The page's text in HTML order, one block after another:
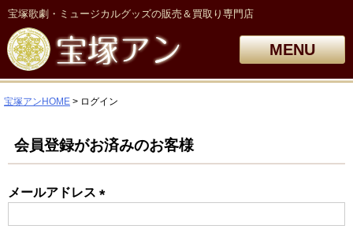
宝塚歌劇・ミュージカルグッズの販売＆買取り専門店
MENU
宝塚アンHOME ログイン
会員登録がお済みのお客様
メールアドレス